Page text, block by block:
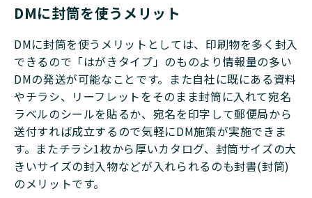
DMに封筒を使うメリット
DMに封筒を使うメリットとしては、印刷物を多く封入
できるので「はがきタイプ」のものより情報量の多い
DMの発送が可能なことです。また自社に既にある資料
やチラシ、リーフレットをそのまま封筒に入れて宛名
ラベルのシールを貼るか、宛名を印字して郵便局から
送付すれば成立するので気軽にDM施策が実施できま
す。またチラシ1枚から厚いカタログ、封筒サイズの大
きいサイズの封入物などが入れられるのも封書(封筒)
のメリットです。